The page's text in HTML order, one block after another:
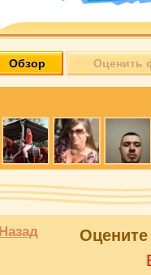
Обзор Оценить
Назад